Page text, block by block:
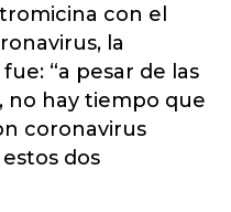
con el
la
“a pesar de las
no hay tiempo que
coronavirus
dos